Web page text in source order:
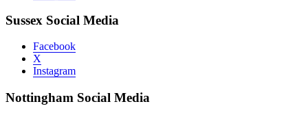
Sussex Social Media
Facebook
X
Instagram
Nottingham Social Media